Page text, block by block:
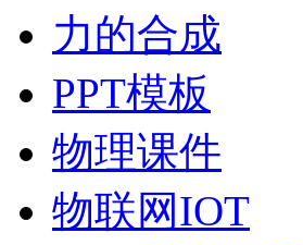
力的合成
PPT模板
物理课件
物联网IOT